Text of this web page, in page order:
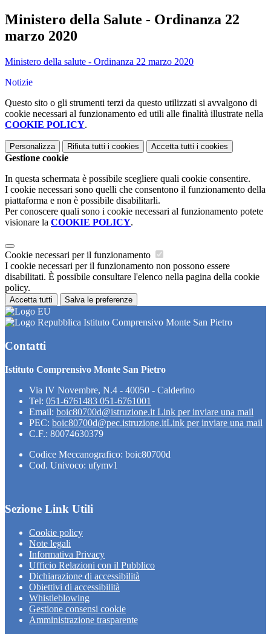
Ministero della Salute - Ordinanza 22
marzo 2020
Ministero della salute - Ordinanza 22 marzo 2020
Notizie
Questo sito o gli strumenti terzi da questo utilizzati si avvalgono di
cookie necessari al funzionamento ed utili alle finalità illustrate nella
COOKIE POLICY.
Personalizza Rifiuta tutti i cookies Accetta tutti i cookies
Gestione cookie
In questa schermata è possibile scegliere quali cookie consentire.
I cookie necessari sono quelli che consentono il funzionamento della
piattaforma e non è possibile disabilitarli.
Per conoscere quali sono i cookie necessari al funzionamento potete
visionare la COOKIE POLICY.
Cookie necessari per il funzionamento
I cookie necessari per il funzionamento non possono essere
disabilitati. È possibile consultare l'elenco nella pagina della cookie
policy.
Accetta tutti Salva le preferenze
Istituto Comprensivo Monte San Pietro
Contatti
Istituto Comprensivo Monte San Pietro
Via IV Novembre, N.4 - 40050 - Calderino
Tel: 051-6761483 051-6761001
Email: boic80700d@istruzione.it Link per inviare una mail
PEC: boic80700d@pec.istruzione.itLink per inviare una mail
C.F.: 80074630379
Codice Meccanografico: boic80700d
Cod. Univoco: ufymv1
Sezione Link Utili
Cookie policy
Note legali
Informativa Privacy
Ufficio Relazioni con il Pubblico
Dichiarazione di accessibilità
Obiettivi di accessibilità
Whistleblowing
Gestione consensi cookie
Amministrazione trasparente